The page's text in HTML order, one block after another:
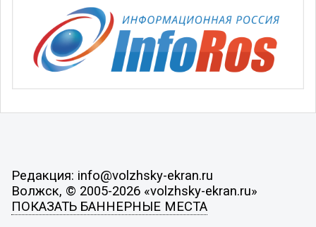
Редакция: info@volzhsky-ekran.ru
Волжск, © 2005-2026 «volzhsky-ekran.ru»
ПОКАЗАТЬ БАННЕРНЫЕ МЕСТА